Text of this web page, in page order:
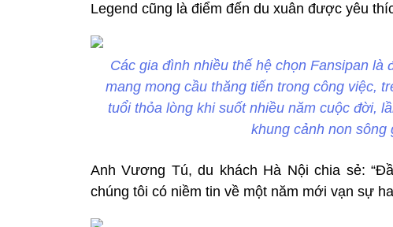
Legend cũng là điểm đến du xuân được yêu
Các gia đình nhiều thế hệ chọn Fansipan
mang mong cầu thăng tiến trong công việc,
tuổi thỏa lòng khi suốt nhiều năm cuộc đời,
khung cảnh non sông
Anh Vương Tú, du khách Hà Nội chia sẻ:
chúng tôi có niềm tin về một năm mới vạn sự